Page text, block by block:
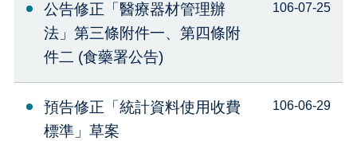
公告修正「醫療器材管理辦
法」第三條附件一、第四條附
件二 (食藥署公告)
106-07-25
預告修正「統計資料使用收費
標準」草案
106-06-29